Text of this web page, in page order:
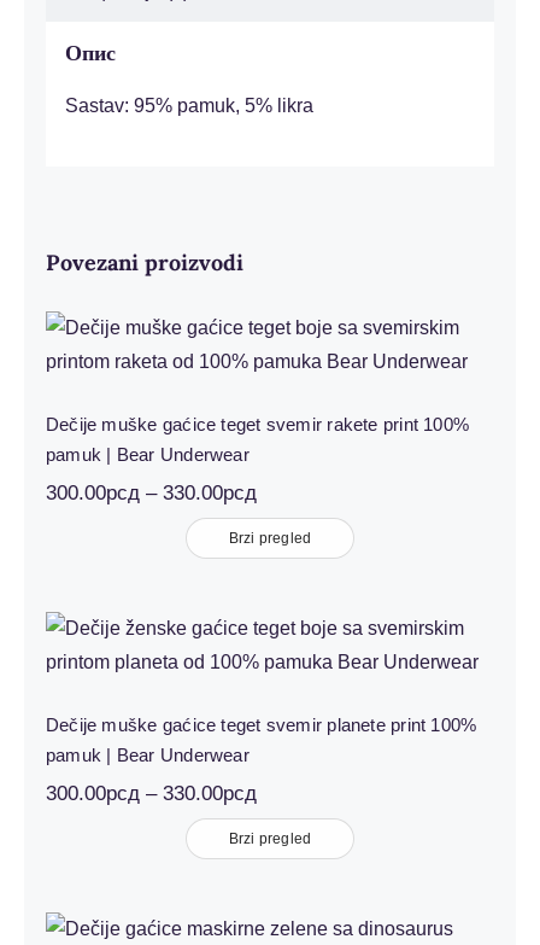
Опис
Sastav: 95% pamuk, 5% likra
Povezani proizvodi
Dečije muške gaćice teget svemir
rakete print 100% pamuk | Bear
Underwear
Dečije muške gaćice teget svemir rakete print 100%
pamuk | Bear Underwear
300.00рсд – 330.00рсдРаспон
цена:
од
300.00рсд
Brzi pregled
Dečije muške gaćice teget svemir
planete print 100% pamuk | Bear
Underwear
Dečije muške gaćice teget svemir planete print 100%
pamuk | Bear Underwear
300.00рсд – 330.00рсдРаспон
цена:
од
300.00рсд
Brzi pregled
Dečije gaćice maskirne dinosaurus